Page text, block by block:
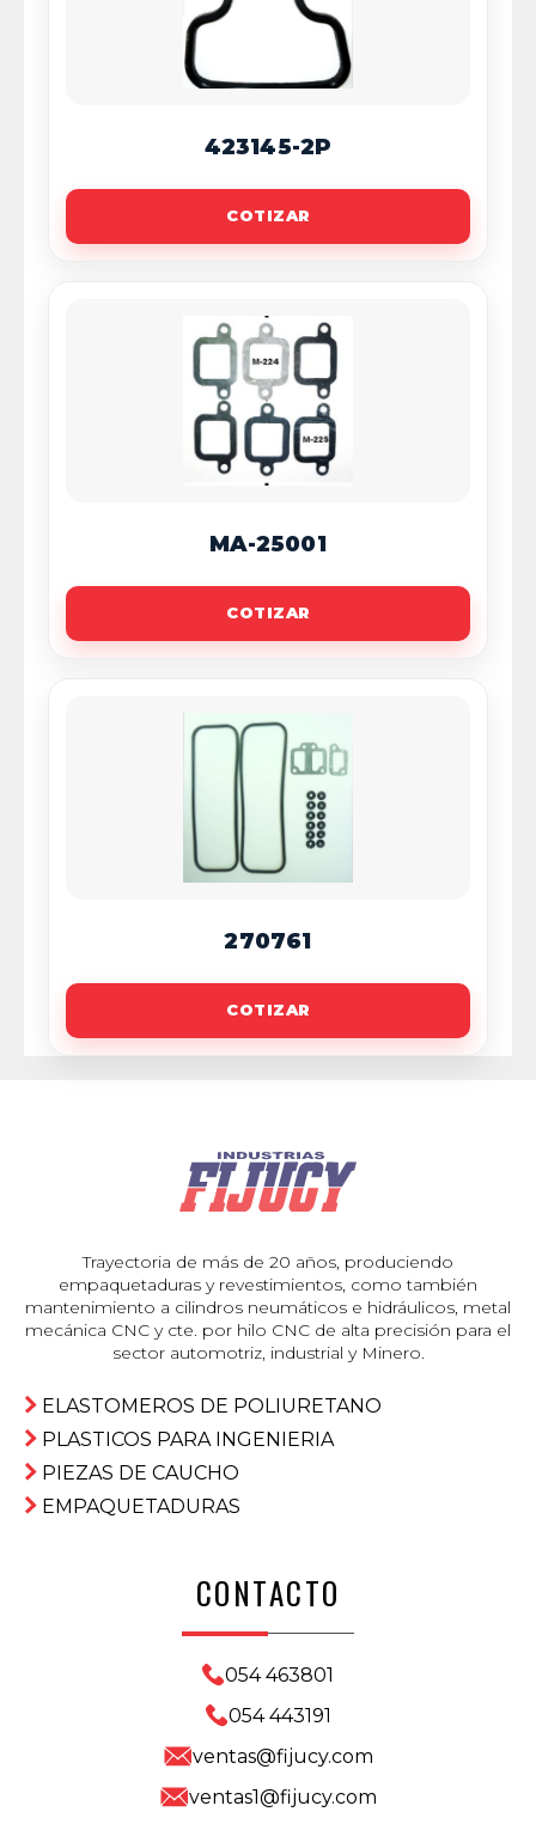
423145-2P
COTIZAR
MA-25001
COTIZAR
270761
COTIZAR
Trayectoria de más de 20 años, produciendo
empaquetaduras y revestimientos, como también
mantenimiento a cilindros neumáticos e hidráulicos, metal
mecánica CNC y cte. por hilo CNC de alta precisión para el
sector automotriz, industrial y Minero.
ELASTOMEROS DE POLIURETANO
PLASTICOS PARA INGENIERIA
PIEZAS DE CAUCHO
EMPAQUETADURAS
CONTACTO
054 463801
054 443191
ventas@fijucy.com
ventas1@fijucy.com